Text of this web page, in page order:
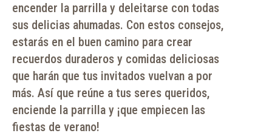
encender la parrilla y deleitarse con todas
sus delicias ahumadas. Con estos consejos,
estarás en el buen camino para crear
recuerdos duraderos y comidas deliciosas
que harán que tus invitados vuelvan a por
más. Así que reúne a tus seres queridos,
enciende la parrilla y ¡que empiecen las
fiestas de verano!